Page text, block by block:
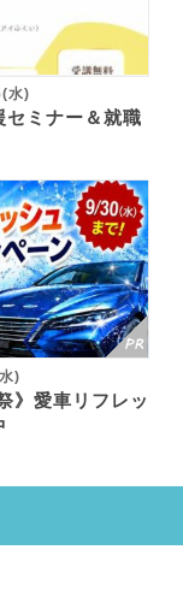
水)
セミナー＆就職
)
》愛車リフレッ